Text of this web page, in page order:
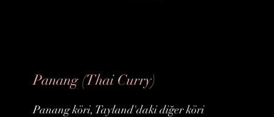
Panang (Thai Curry)
Panang köri, Tayland'daki diğer köri